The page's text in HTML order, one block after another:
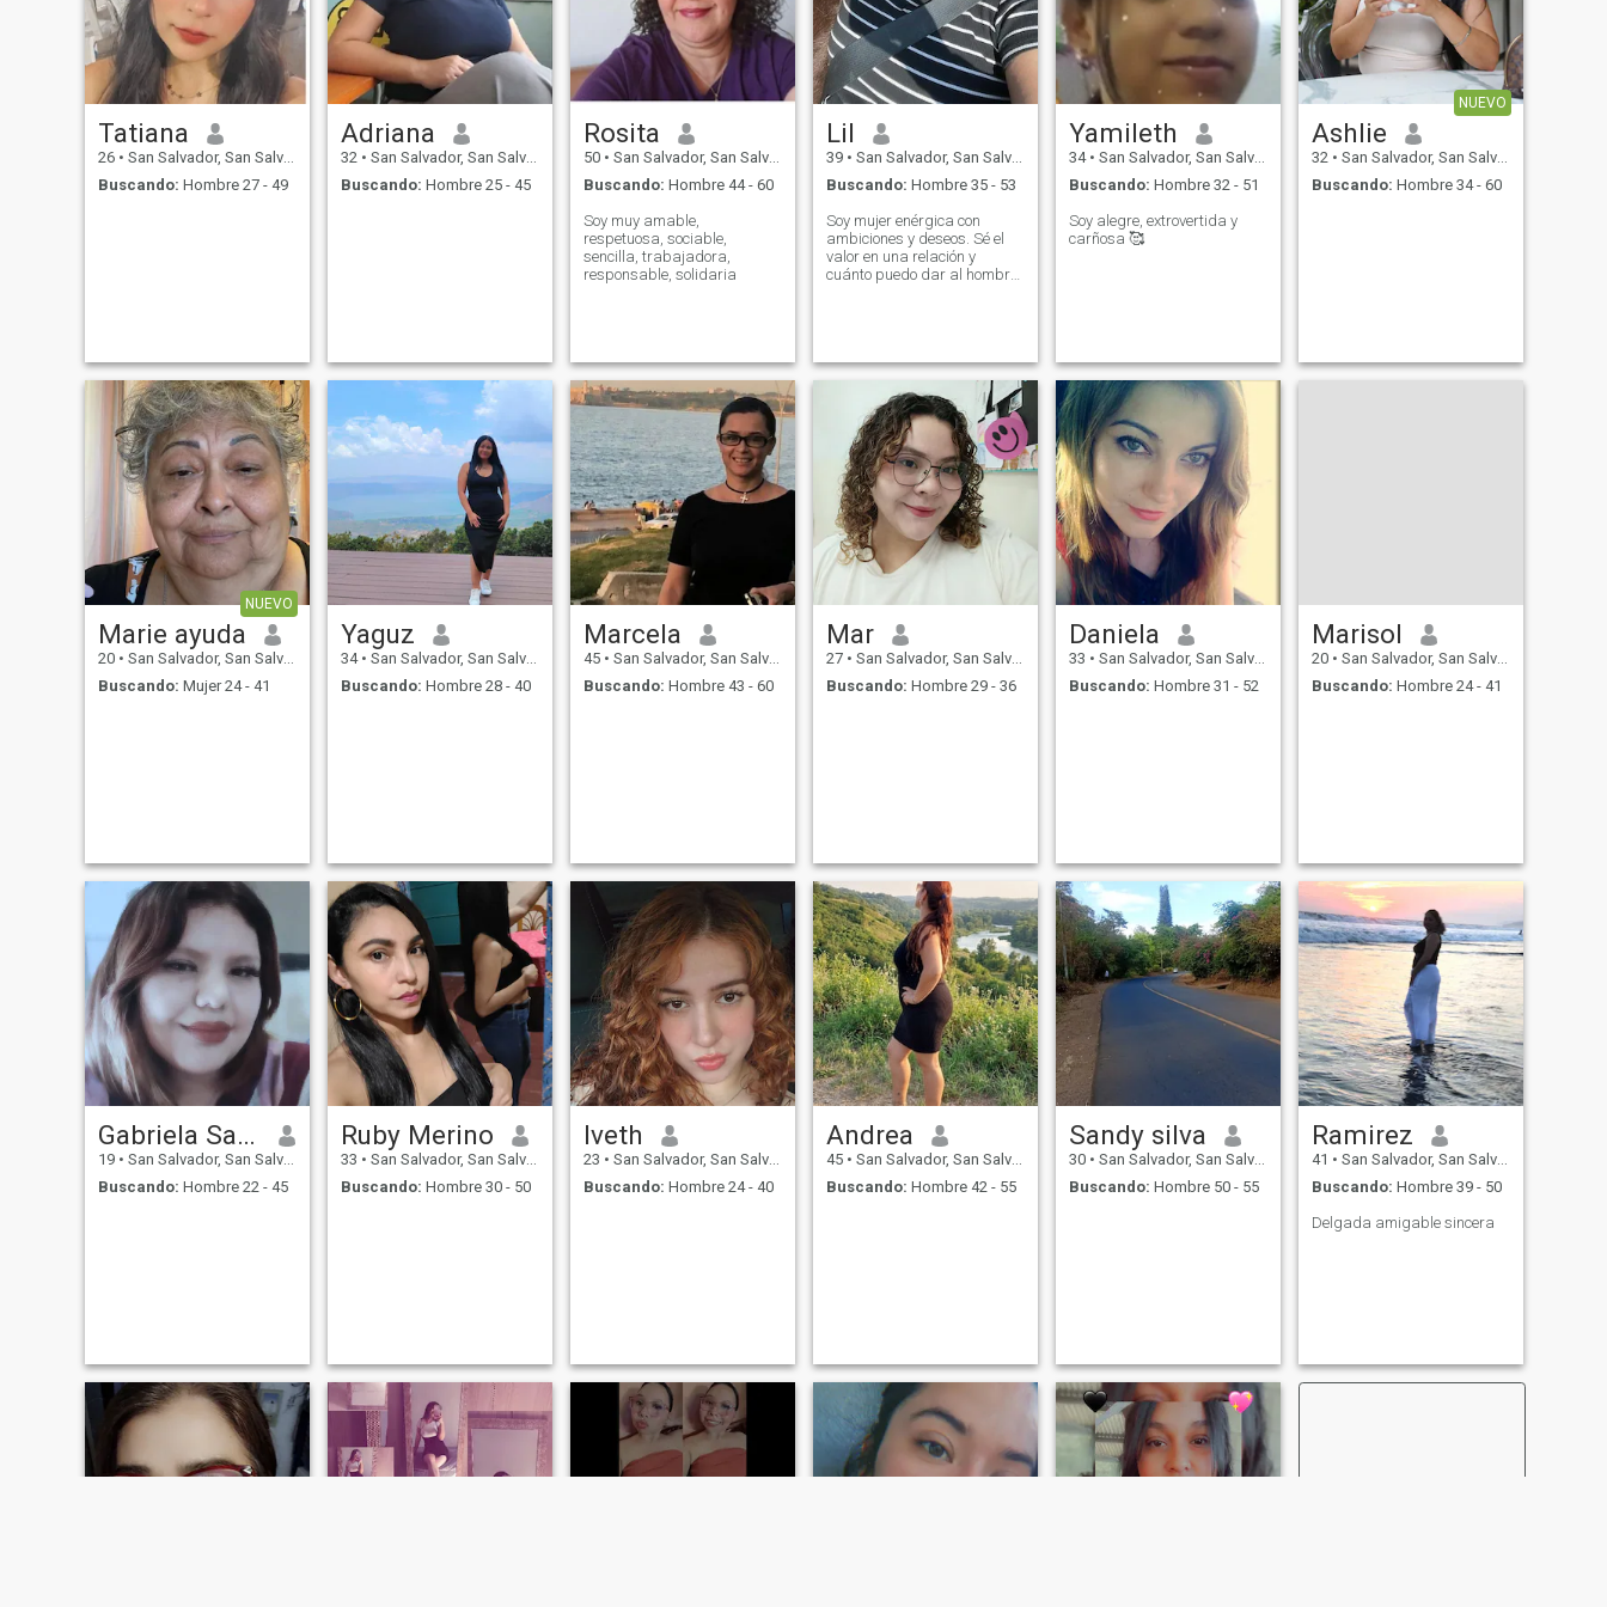
Tatiana
26 • San Salvador, San Salvador, El Salvador
Buscando: Hombre 27 - 49
Adriana
32 • San Salvador, San Salvador, El Salvador
Buscando: Hombre 25 - 45
Rosita
50 • San Salvador, San Salvador, El Salvador
Buscando: Hombre 44 - 60
Soy muy amable,
respetuosa, sociable,
sencilla, trabajadora,
responsable, solidaria
Lil
39 • San Salvador, San Salvador, El Salvador
Buscando: Hombre 35 - 53
Soy mujer enérgica con
ambiciones y deseos. Sé el
valor en una relación y
cuánto puedo dar al hombre.
mismo, mi trabajo, el tiempo
que pasé con seres queridos,
mis pasatiempos, mi vida.
Entonces, ¿quieres disfrutar
de tu vida conmigo? Prometo,
no te arrepentirás!!!
Yamileth
34 • San Salvador, San Salvador, El Salvador
Buscando: Hombre 32 - 51
Soy alegre, extrovertida y
carñosa 🥰
NUEVO
Ashlie
32 • San Salvador, San Salvador, El Salvador
Buscando: Hombre 34 - 60
NUEVO
Marie ayuda
20 • San Salvador, San Salvador, El Salvador
Buscando: Mujer 24 - 41
Yaguz
34 • San Salvador, San Salvador, El Salvador
Buscando: Hombre 28 - 40
Marcela
45 • San Salvador, San Salvador, El Salvador
Buscando: Hombre 43 - 60
Mar
27 • San Salvador, San Salvador, El Salvador
Buscando: Hombre 29 - 36
Daniela
33 • San Salvador, San Salvador, El Salvador
Buscando: Hombre 31 - 52
Marisol
20 • San Salvador, San Salvador, El Salvador
Buscando: Hombre 24 - 41
Gabriela Sandoval
19 • San Salvador, San Salvador, El Salvador
Buscando: Hombre 22 - 45
Ruby Merino
33 • San Salvador, San Salvador, El Salvador
Buscando: Hombre 30 - 50
Iveth
23 • San Salvador, San Salvador, El Salvador
Buscando: Hombre 24 - 40
Andrea
45 • San Salvador, San Salvador, El Salvador
Buscando: Hombre 42 - 55
Sandy silva
30 • San Salvador, San Salvador, El Salvador
Buscando: Hombre 50 - 55
Ramirez
41 • San Salvador, San Salvador, El Salvador
Buscando: Hombre 39 - 50
Delgada amigable sincera